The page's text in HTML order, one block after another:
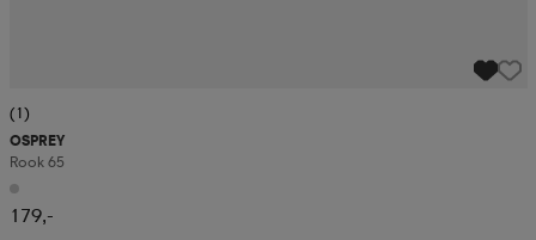
(1)
OSPREY
Rook 65
179,-